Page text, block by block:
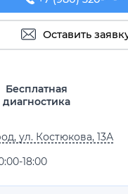
Оставить
Бесплатная
диагностика
ул. Костюкова, 13А
18:00